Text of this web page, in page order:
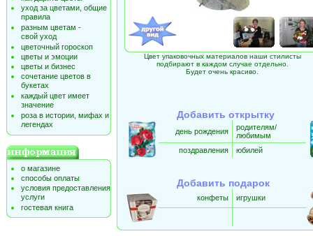
уход за цветами, общие
правила
разным цветам -
свой уход
цветочный гороскоп
цветы и эмоции
цветы и бизнес
сочетание цветов в
букетах
каждый цвет имеет
значение
роза в истории, мифах и
легендах
о магазине
способы оплаты
условия предоставления
услуги
гостевая книга
Цвет упаковочных материалов наши стилисты
подбирают в каждом случае отдельно.
Будет очень красиво.
Добавить открытку
день рождения
родителям/
любимым
поздравления
юбилей
Добавить подарок
конфеты игрушки